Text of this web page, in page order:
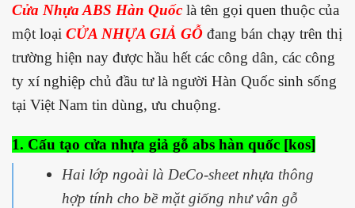
Cửa Nhựa ABS Hàn Quốc là tên gọi quen thuộc của
một loại CỬA NHỰA GIẢ GỖ đang bán chạy trên thị
trường hiện nay được hầu hết các công dân, các công
ty xí nghiệp chủ đầu tư là người Hàn Quốc sinh sống
tại Việt Nam tin dùng, ưu chuộng.
1. Cấu tạo cửa nhựa giả gỗ abs hàn quốc [kos]
Hai lớp ngoài là DeCo-sheet nhựa thông
hợp tính cho bề mặt giống như vân gỗ